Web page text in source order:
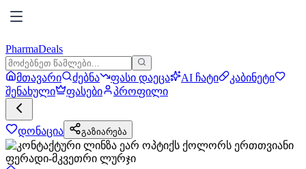
PharmaDeals
მთავარი ძებნა ფასი დაეცა AI ჩატი
კაბინეტი
შენახული
ფასები პროფილი
დონაცია გაზიარება